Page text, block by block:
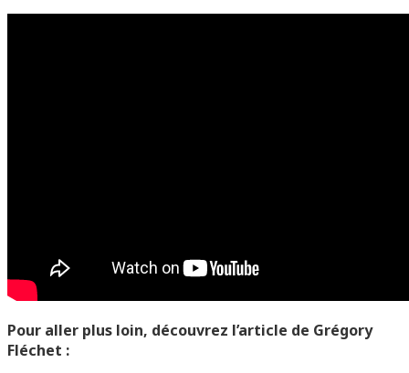
Pour aller plus loin, découvrez l’article de Grégory
Fléchet :